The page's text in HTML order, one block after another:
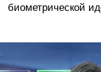
биометрической